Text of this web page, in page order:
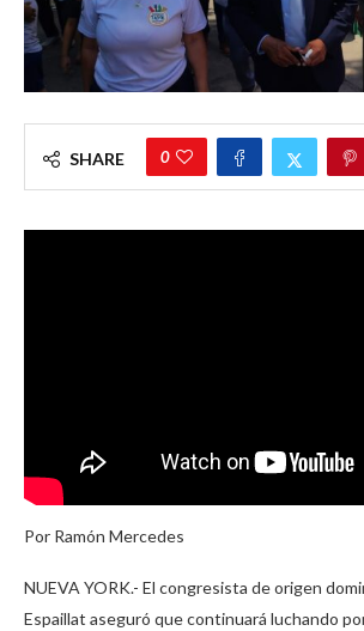
SHARE 0
Por Ramón Mercedes
NUEVA YORK.- El congresista de origen
Espaillat aseguró que continuará luchando